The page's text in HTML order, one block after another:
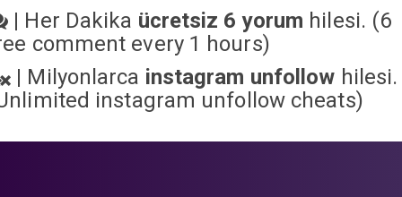
| Her Dakika ücretsiz 6 yorum hilesi. (6
comment every 1 hours)
| Milyonlarca instagram unfollow hilesi.
instagram unfollow cheats)